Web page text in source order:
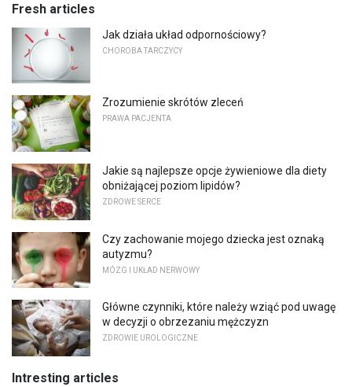
Fresh articles
Jak działa układ odpornościowy?
CHOROBA TARCZYCY
Zrozumienie skrótów zleceń
PRAWA PACJENTA
Jakie są najlepsze opcje żywieniowe dla diety
obniżającej poziom lipidów?
ZDROWE SERCE
Czy zachowanie mojego dziecka jest oznaką
autyzmu?
MÓZG I UKŁAD NERWOWY
Główne czynniki, które należy wziąć pod uwagę
w decyzji o obrzezaniu mężczyzn
ZDROWIE UROLOGICZNE
Intresting articles